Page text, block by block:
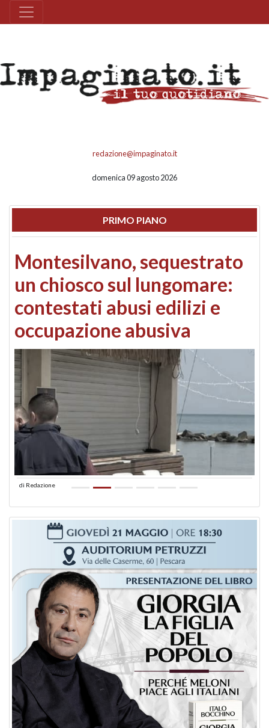
redazione@impaginato.it
domenica 09 agosto 2026
PRIMO PIANO
Montesilvano, sequestrato
un chiosco sul lungomare:
contestati abusi edilizi e
occupazione abusiva
di Redazione